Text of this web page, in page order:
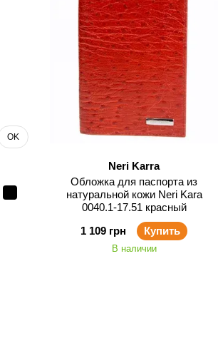
Neri Karra
Обложка для паспорта из
натуральной кожи Neri Kara
0040.1-17.51 красный
1 109 грн
Купить
В наличии
OK